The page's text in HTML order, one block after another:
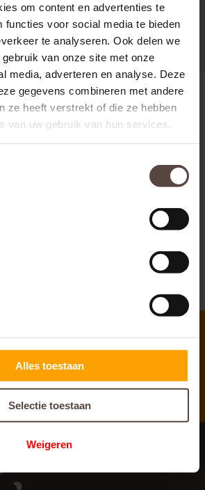
om content en advertenties te
functies voor social media te bieden
te analyseren. Ook delen we
van onze site met onze
media, adverteren en analyse. Deze
gegevens combineren met andere
ze heeft verstrekt of die ze hebben
van uw gebruik van hun services.
Alles toestaan
Selectie toestaan
Weigeren
über die rechtlichen
und/oder über
bei Personenschäden
oder schicken Sie uns
Kontaktformular.
auf Ihre Fragen